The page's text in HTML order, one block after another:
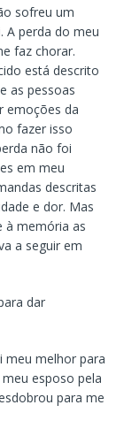
sofreu um
A perda do meu
faz chorar.
está descrito
as pessoas
emoções da
fazer isso
não foi
em meu
descritas
e dor. Mas
à memória as
a seguir em
dar
meu melhor para
esposo pela
para me